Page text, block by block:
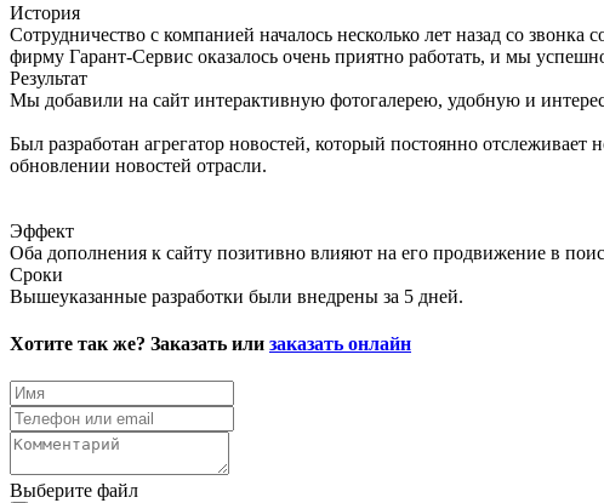
История
Сотрудничество с компанией началось несколько лет назад со
фирму Гарант-Сервис оказалось очень приятно работать, и мы
Результат
Мы добавили на сайт интерактивную фотогалерею, удобную и
Был разработан агрегатор новостей, который постоянно
обновлении новостей отрасли.
Эффект
Оба дополнения к сайту позитивно влияют на его продвижение в
Сроки
Вышеуказанные разработки были внедрены за 5 дней.
Хотите так же? Заказать или заказать онлайн
Выберите файл